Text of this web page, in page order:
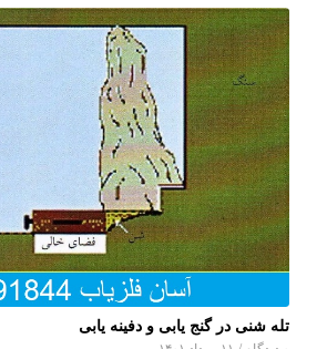
تله شنی در گنج یابی و دفینه یابی